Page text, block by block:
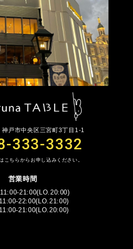
神戸市中央区三宮町3丁目1-1
333-3332
こちらからお申し込みください。
営業時間
11:00-21:00(LO.20:00)
11:00-22:00(LO.21:00)
11:00-21:00(LO.20:00)